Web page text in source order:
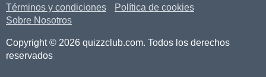
Términos y condiciones
Política de cookies
Sobre Nosotros
Copyright © 2026 quizzclub.com. Todos los derechos
reservados